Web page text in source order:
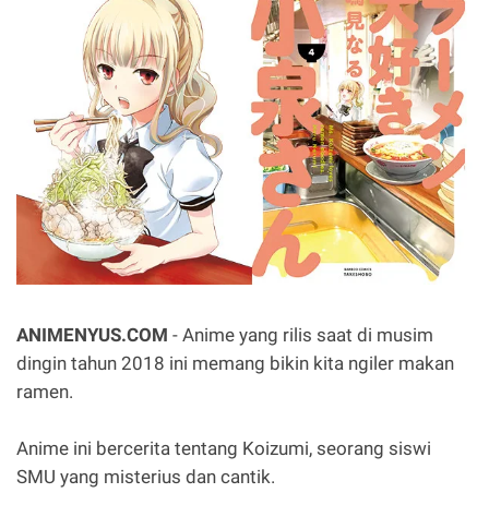
ANIMENYUS.COM - Anime yang rilis saat di musim
dingin tahun 2018 ini memang bikin kita ngiler makan
ramen.
Anime ini bercerita tentang Koizumi, seorang siswi
SMU yang misterius dan cantik.